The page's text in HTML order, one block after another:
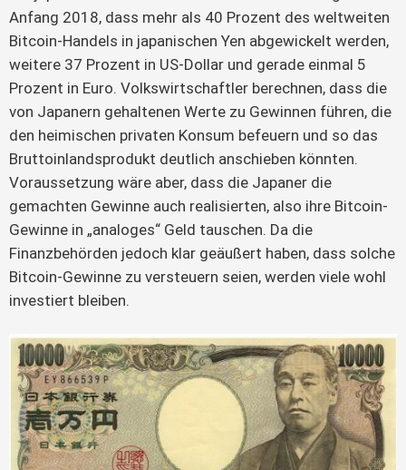
Anfang 2018, dass mehr als 40 Prozent des weltweiten
Bitcoin-Handels in japanischen Yen abgewickelt werden,
weitere 37 Prozent in US-Dollar und gerade einmal 5
Prozent in Euro. Volkswirtschaftler berechnen, dass die
von Japanern gehaltenen Werte zu Gewinnen führen, die
den heimischen privaten Konsum befeuern und so das
Bruttoinlandsprodukt deutlich anschieben könnten.
Voraussetzung wäre aber, dass die Japaner die
gemachten Gewinne auch realisierten, also ihre Bitcoin-
Gewinne in „analoges“ Geld tauschen. Da die
Finanzbehörden jedoch klar geäußert haben, dass solche
Bitcoin-Gewinne zu versteuern seien, werden viele wohl
investiert bleiben.